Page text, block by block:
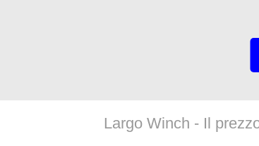
Largo Winch - Il